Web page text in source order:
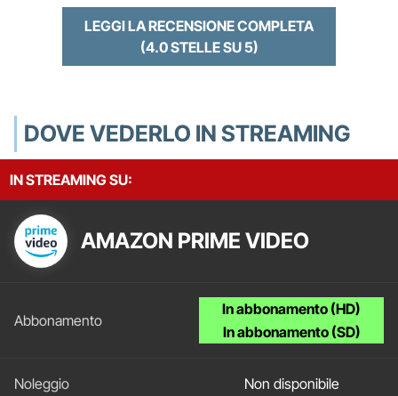
LEGGI LA RECENSIONE COMPLETA
(4.0 STELLE SU 5)
DOVE VEDERLO IN STREAMING
IN STREAMING SU:
AMAZON PRIME VIDEO
In abbonamento (HD)
In abbonamento (SD)
Non disponibile